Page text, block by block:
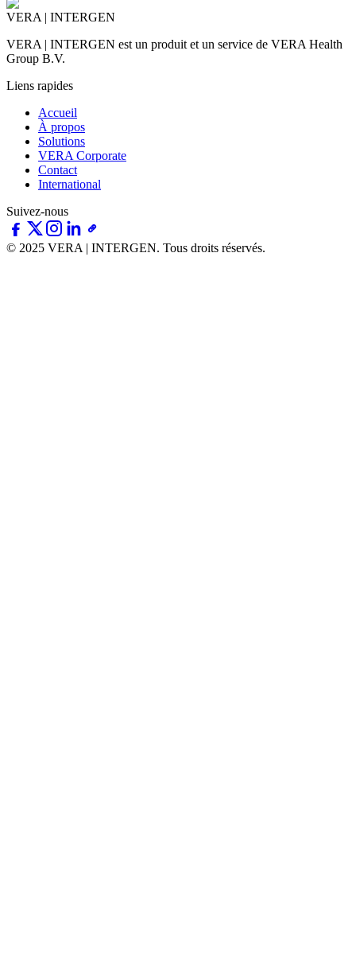
VERA | INTERGEN
VERA | INTERGEN est un produit et un service de VERA Health
Group B.V.
Liens rapides
Accueil
À propos
Solutions
VERA Corporate
Contact
International
Suivez-nous
© 2025 VERA | INTERGEN. Tous droits réservés.